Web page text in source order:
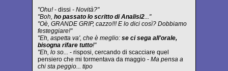
"Ohu!- dissi - Novità?"
"Boh, ho passato lo scritto di Analisi2..."
"Oè, GRANDE GRIP, cazzo!!! E lo dici così? Dobbiamo
festeggiare!"
"Eh, aspetta va', che è meglio: se ci sega all'orale,
bisogna rifare tutto!"
"Eh, lo so... - risposi, cercando di scacciare quel
pensiero che mi tormentava da maggio - Ma pensa a
chi sta peggio... tipo